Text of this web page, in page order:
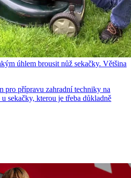
úhlem brousit nůž sekačky. Většina
pro přípravu zahradní techniky na
sekačky, kterou je třeba důkladně